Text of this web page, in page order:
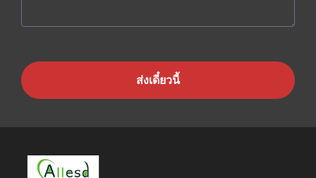
ส่งเดี๋ยวนี้